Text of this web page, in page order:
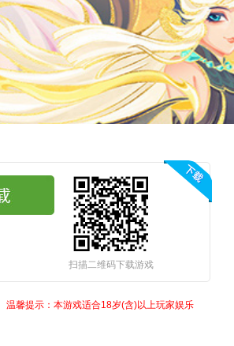
扫描二维码下载游戏
温馨提示：本游戏适合18岁(含)以上玩家娱乐